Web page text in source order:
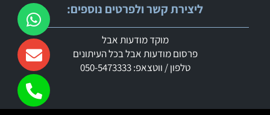
ליצירת קשר ולפרטים נוספים:
מוקד מודעות אבל
פרסום מודעות אבל בכל העיתונים
טלפון / ווטצאפ: 050-5473333